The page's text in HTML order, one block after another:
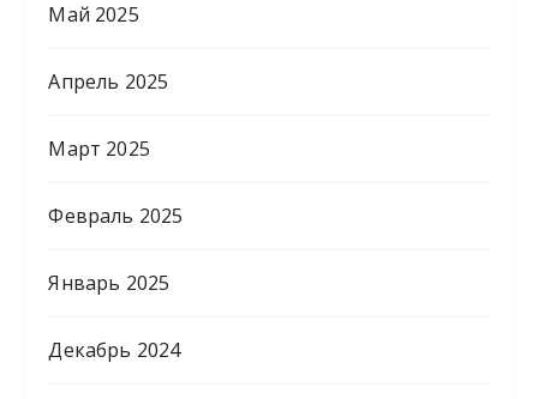
Май 2025
Апрель 2025
Март 2025
Февраль 2025
Январь 2025
Декабрь 2024